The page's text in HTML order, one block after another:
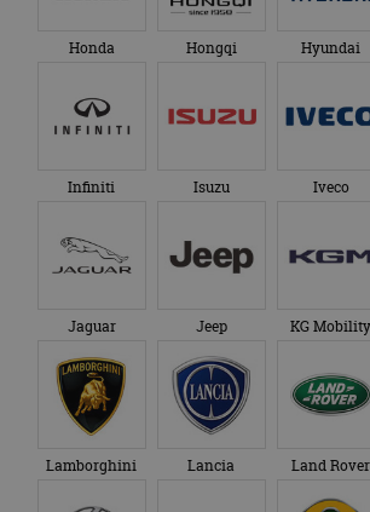
Honda Hongqi Hyundai
Infiniti Isuzu Iveco
Jaguar Jeep KG Mobility
Lamborghini Lancia Land Rover